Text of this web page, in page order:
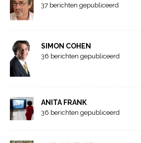
37 berichten gepubliceerd
SIMON COHEN
36 berichten gepubliceerd
ANITA FRANK
36 berichten gepubliceerd